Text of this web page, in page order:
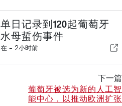
单日记录到120起葡萄牙
水母蜇伤事件
在 - 2小时前
下一篇
葡萄牙被选为新的人工智
能中心，以推动欧洲扩张